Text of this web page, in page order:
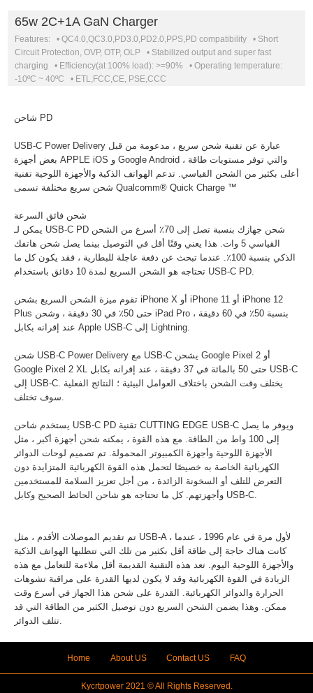
65w 2C+1A GaN Charger
Features: • QC4.0,QC3.0,PD3.0,PD2.0,PPS,PD compatibility • Short
Circuit Protection, OVP, OTP, OLP • Stabilized output and super fast
charging • Efficiency(at 100% load): >=90% • Operating temperature:
-10ºC ~ 40ºC • ETL,FCC,CE, PSE,CCC
شاحن PD
USB-C Power Delivery عبارة عن تقنية شحن سريع ، مدعومة من قبل
بعض أجهزة APPLE iOS و Google Android ، والتي توفر مستويات طاقة
أعلى بكثير من الشحن القياسي. تدعم الهواتف الذكية والأجهزة اللوحية تقنية
شحن سريع مختلفة تسمى Qualcomm® Quick Charge ™
شحن فائق السرعة
يمكن لـ USB-C PD شحن جهازك بنسبة تصل إلى 70٪ أسرع من الشحن
القياسي 5 وات. هذا يعني وقتًا أقل في التوصيل بينما يصل شحن هاتفك
الذكي بنسبة 100٪. عندما تبحث عن دفعة عاجلة للبطارية ، فقد يكون كل ما
تحتاجه هو الشحن السريع لمدة 10 دقائق باستخدام USB-C PD.
تقوم ميزة الشحن السريع بشحن iPhone X أو iPhone 11 أو iPhone 12
Plus حتى 50٪ في 30 دقيقة ، وشحن iPad Pro بنسبة 50٪ في 60 دقيقة ،
عند إقرانه بكابل Apple USB-C إلى Lightning.
شحن USB-C Power Delivery مع USB-C يشحن Google Pixel 2 أو
Google Pixel 2 XL حتى 50 بالمائة في 37 دقيقة ، عند إقرانه بكابل USB-C
إلى USB-C. يختلف وقت الشحن باختلاف العوامل البيئية ؛ النتائج الفعلية
يستخدم شاحن USB-C PD تقنية CUTTING EDGE USB-C ويوفر ما يصل
إلى 100 واط من الطاقة. مع هذه القوة ، يمكنه شحن أجهزة أكبر ، مثل
الأجهزة اللوحية وأجهزة الكمبيوتر المحمولة. تم تصميم لوحات الدوائر
الكهربائية الخاصة به خصيصًا لتحمل هذه القوة الكهربائية المتزايدة دون
التعرض للتلف أو السخونة الزائدة ، من أجل تعزيز السلامة للمستخدمين
وأجهزتهم. كل ما تحتاجه هو شاحن الحائط الصحيح وكابل USB-C.
تم تقديم الموصلات الأقدم ، مثل USB-A ، لأول مرة في عام 1996 ، عندما
كانت هناك حاجة إلى طاقة أقل بكثير من تلك التي تتطلبها الهواتف الذكية
والأجهزة اللوحية اليوم. تعد هذه التقنية القديمة أقل ملاءمة للتعامل مع هذه
الزيادة في القوة الكهربائية وقد لا يكون لديها القدرة على مراقبة تشوهات
الحرارة والدوائر الكهربائية. القدرة على شحن هذا الجهاز في أسرع وقت
ممكن. وهذا يضمن الشحن السريع دون توصيل الكثير من الطاقة التي قد
Home About US Contact US FAQ
Kycrtpower 2021 © All Rights Reserved.